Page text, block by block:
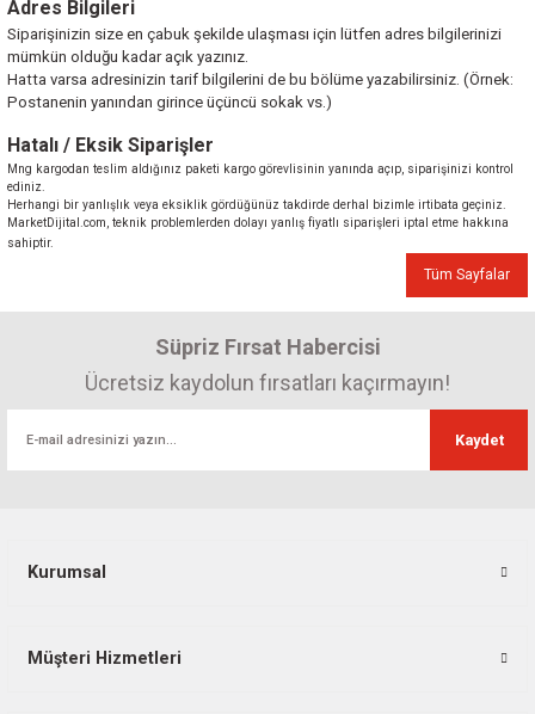
Adres Bilgileri
Siparişinizin size en çabuk şekilde ulaşması için lütfen adres bilgilerinizi
mümkün olduğu kadar açık yazınız.
Hatta varsa adresinizin tarif bilgilerini de bu bölüme yazabilirsiniz. (Örnek:
Postanenin yanından girince üçüncü sokak vs.)
Hatalı / Eksik Siparişler
Mng kargodan teslim aldığınız paketi kargo görevlisinin yanında açıp, siparişinizi kontrol
ediniz.
Herhangi bir yanlışlık veya eksiklik gördüğünüz takdirde derhal bizimle irtibata geçiniz.
MarketDijital.com, teknik problemlerden dolayı yanlış fiyatlı siparişleri iptal etme hakkına
sahiptir.
Tüm Sayfalar
Süpriz Fırsat Habercisi
Ücretsiz kaydolun fırsatları kaçırmayın!
Kaydet
Kurumsal
Müşteri Hizmetleri